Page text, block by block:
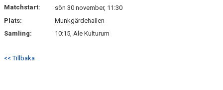
Matchstart:
sön 30 november, 11:30
Plats:
Munkgärdehallen
Samling:
10:15, Ale Kulturum
<< Tillbaka